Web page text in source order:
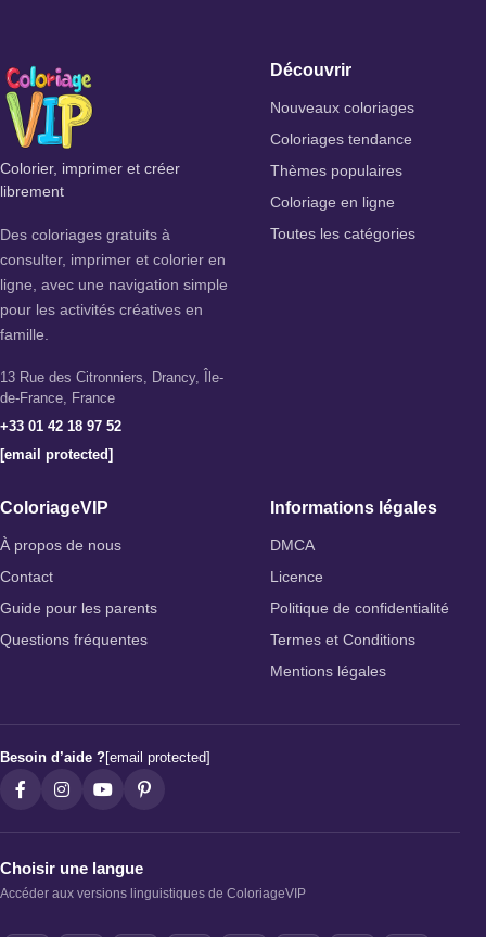
Colorier, imprimer et créer
librement
Des coloriages gratuits à
consulter, imprimer et colorier en
ligne, avec une navigation simple
pour les activités créatives en
famille.
13 Rue des Citronniers, Drancy, Île-
de-France, France
+33 01 42 18 97 52
[email protected]
Découvrir
Nouveaux coloriages
Coloriages tendance
Thèmes populaires
Coloriage en ligne
Toutes les catégories
ColoriageVIP
À propos de nous
Contact
Guide pour les parents
Questions fréquentes
Informations légales
DMCA
Licence
Politique de confidentialité
Termes et Conditions
Mentions légales
Besoin d’aide ?[email protected]
Choisir une langue
Accéder aux versions linguistiques de ColoriageVIP